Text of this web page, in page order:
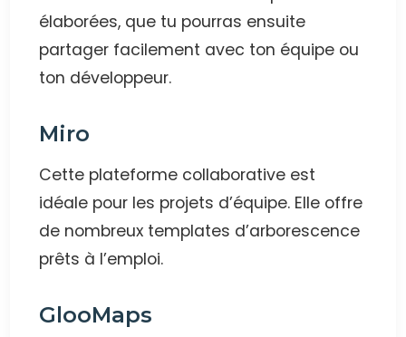
élaborées, que tu pourras ensuite
partager facilement avec ton équipe ou
ton développeur.
Miro
Cette plateforme collaborative est
idéale pour les projets d’équipe. Elle offre
de nombreux templates d’arborescence
prêts à l’emploi.
GlooMaps